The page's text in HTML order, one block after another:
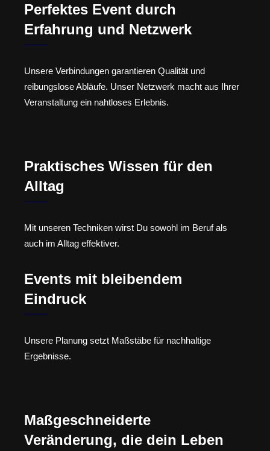
Perfektes Event durch
Erfahrung und Netzwerk
Unsere Verbindungen garantieren Qualität und
reibungslose Abläufe. Unser Netzwerk macht aus Ihrer
Veranstaltung ein nahtloses Erlebnis.
Praktisches Wissen für den
Alltag
Mit unseren Techniken wirst Du sowohl im Beruf als
auch im Alltag effektiver.
Events mit bleibendem
Eindruck
Unsere Planung setzt Maßstäbe für nachhaltige
Ergebnisse.
Maßgeschneiderte
Veränderung, die dein Leben